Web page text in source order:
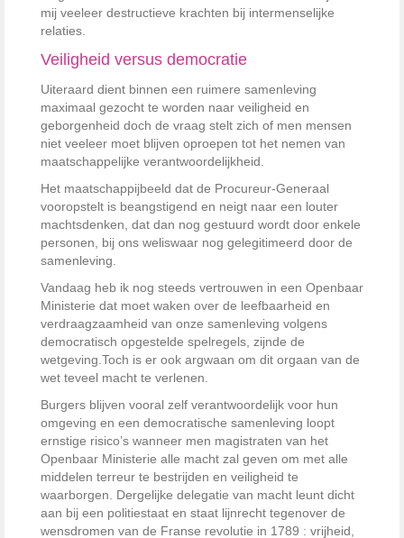
mij veeleer destructieve krachten bij intermenselijke
relaties.
Veiligheid versus democratie
Uiteraard dient binnen een ruimere samenleving
maximaal gezocht te worden naar veiligheid en
geborgenheid doch de vraag stelt zich of men mensen
niet veeleer moet blijven oproepen tot het nemen van
maatschappelijke verantwoordelijkheid.
Het maatschappijbeeld dat de Procureur-Generaal
vooropstelt is beangstigend en neigt naar een louter
machtsdenken, dat dan nog gestuurd wordt door enkele
personen, bij ons weliswaar nog gelegitimeerd door de
samenleving.
Vandaag heb ik nog steeds vertrouwen in een Openbaar
Ministerie dat moet waken over de leefbaarheid en
verdraagzaamheid van onze samenleving volgens
democratisch opgestelde spelregels, zijnde de
wetgeving.Toch is er ook argwaan om dit orgaan van de
wet teveel macht te verlenen.
Burgers blijven vooral zelf verantwoordelijk voor hun
omgeving en een democratische samenleving loopt
ernstige risico’s wanneer men magistraten van het
Openbaar Ministerie alle macht zal geven om met alle
middelen terreur te bestrijden en veiligheid te
waarborgen. Dergelijke delegatie van macht leunt dicht
aan bij een politiestaat en staat lijnrecht tegenover de
wensdromen van de Franse revolutie in 1789 : vrijheid,